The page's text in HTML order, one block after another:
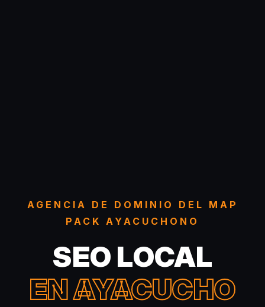
AGENCIA DE DOMINIO DEL MAP
PACK AYACUCHONO
SEO LOCAL
EN AYACUCHO